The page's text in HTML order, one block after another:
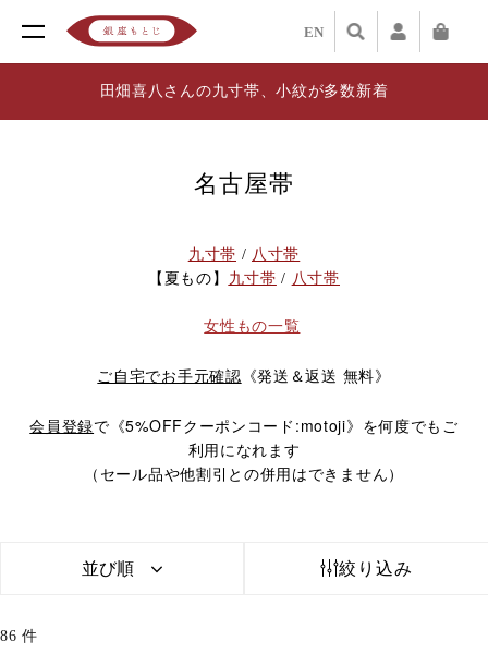
EN
田畑喜八さんの九寸帯、小紋が多数新着
名古屋帯
九寸帯 / 八寸帯
【夏もの】 九寸帯 / 八寸帯
女性もの一覧
ご自宅でお手元確認 《発送＆返送 無料》
会員登録で 《5%OFFクーポンコード:motoji》
を何度でもご
利用になれます
（セール品や他割引との併用はできません）
並び順 絞り込み
86 件